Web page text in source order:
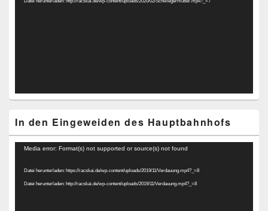
In den Eingeweiden des Hauptbahnhofs
Video-
Media error: Format(s) not supported or source(s) not found
Datei herunterladen: https://racskai.de/wp-content/uploads/2019/11/Verdauung.mp4?_=8
Datei herunterladen: http://racskai.de/wp-content/uploads/2019/11/Verdauung.mp4?_=8